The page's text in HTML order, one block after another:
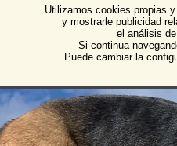
de Animales
de Animales y Plantas de
Utilizamos cookies propias
y mostrarle publicidad
el análisis
Si continua
Puede cambiar la